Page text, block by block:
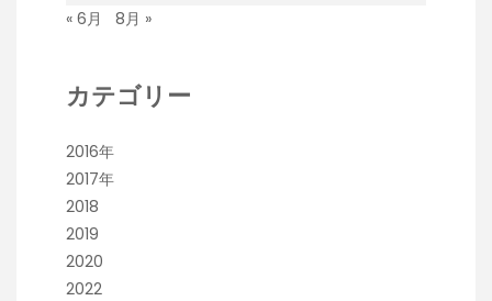
« 6月
8月 »
カテゴリー
2016年
2017年
2018
2019
2020
2022